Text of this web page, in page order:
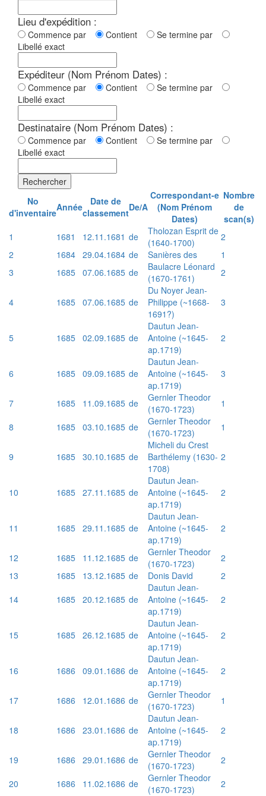
Lieu d'expédition :
Commence par Contient
Se termine par
Libellé exact
Expéditeur (Nom Prénom Dates) :
Commence par Contient
Se termine par
Libellé exact
Destinataire (Nom Prénom Dates) :
Commence par Contient
Se termine par
Libellé exact
Rechercher
No
d'inventaireAnnée
Date de
classementDe/A
Correspondant-e
(Nom Prénom
Dates)
Nombre
de
scan(s)
1
1681 12.11.1681 de
Tholozan Esprit de
(1640-1700)
2
2
1684 29.04.1684 de Sanières des
1
3
1685 07.06.1685 de
Baulacre Léonard
(1670-1761)
2
4 1685 07.06.1685 de
Du Noyer Jean-
Philippe (~1668-
1691?)
3
5 1685 02.09.1685 de
Dautun Jean-
Antoine (~1645-
ap.1719)
2
6 1685 09.09.1685 de
Dautun Jean-
Antoine (~1645-
ap.1719)
3
7 1685 11.09.1685 de
Gernler Theodor
(1670-1723)
1
8
1685 03.10.1685 de
Gernler Theodor
(1670-1723)
1
9 1685 30.10.1685 de
Micheli du Crest
Barthélemy (1630-
1708)
2
10 1685 27.11.1685 de
Dautun Jean-
Antoine (~1645-
ap.1719)
2
11 1685 29.11.1685 de
Dautun Jean-
Antoine (~1645-
ap.1719)
2
12 1685 11.12.1685 de
Gernler Theodor
(1670-1723)
2
13
1685 13.12.1685 de Donis David
2
14
1685 20.12.1685 de
Dautun Jean-
Antoine (~1645-
ap.1719)
2
15 1685 26.12.1685 de
Dautun Jean-
Antoine (~1645-
ap.1719)
2
16 1686 09.01.1686 de
Dautun Jean-
Antoine (~1645-
ap.1719)
2
17 1686 12.01.1686 de
Gernler Theodor
(1670-1723)
1
18 1686 23.01.1686 de
Dautun Jean-
Antoine (~1645-
ap.1719)
2
19 1686 29.01.1686 de
Gernler Theodor
(1670-1723)
2
20
1686 11.02.1686 de
Gernler Theodor
(1670-1723)
2